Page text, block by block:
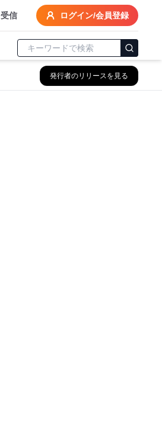
信 ログイン/会員登録
発行者のリリースを見る